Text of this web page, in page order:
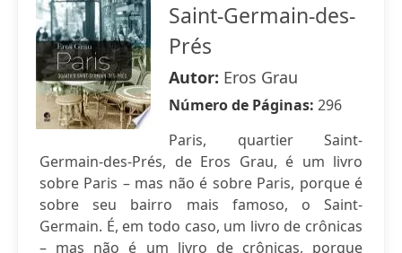
Saint-Germain-des-
Prés
Autor: Eros Grau
Número de Páginas: 296
Paris, quartier Saint-
Germain-des-Prés, de Eros Grau, é um livro
sobre Paris – mas não é sobre Paris, porque é
sobre seu bairro mais famoso, o Saint-
Germain. É, em todo caso, um livro de crônicas
– mas não é um livro de crônicas, porque